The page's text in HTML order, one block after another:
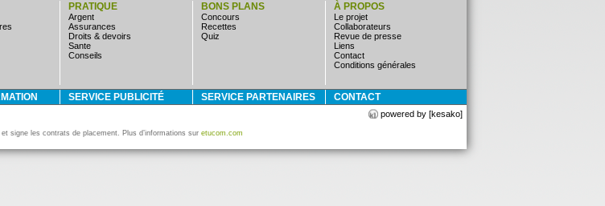
PRATIQUE
argent
assurances
droits & devoirs
sante
conseils
BONS PLANS
concours
Recettes
quiz
À PROPOS
Le projet
Collaborateurs
Revue de presse
Liens
Contact
Conditions générales
SERVICE PUBLICITÉ SERVICE PARTENAIRES CONTACT
powered by [kesako]
signe les contrats de placement. Plus d’informations sur etucom.com